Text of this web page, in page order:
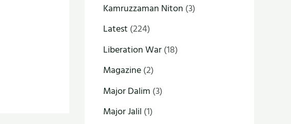
Kamruzzaman Niton (3)
Latest (224)
Liberation War(18)
Magazine(2)
Major Dalim (3)
Major Jalil (1)